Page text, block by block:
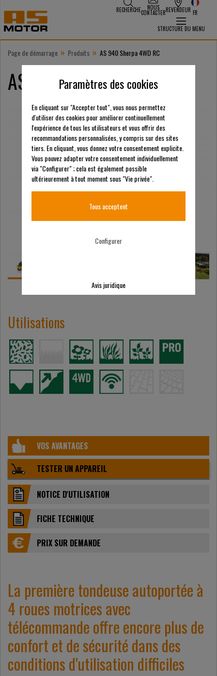
RECHERCHE NOUS
CONTACTERREVENDEUR FR
STRUCTURE DU MENU
Page de démarrage » Produits » AS 940 Sherpa 4WD RC
AS 940 Sherpa 4WD RC
Utilisations
VOS AVANTAGES
TESTER UN APPAREIL
NOTICE D'UTILISATION
FICHE TECHNIQUE
PRIX ​​SUR DEMANDE
La première tondeuse autoportée à
4 roues motrices avec
télécommande offre encore plus de
confort et de sécurité dans des
conditions d'utilisation difficiles
Paramètres des cookies
En cliquant sur "Accepter tout", vous nous permettez
d'utiliser des cookies pour améliorer continuellement
l'expérience de tous les utilisateurs et vous offrir des
recommandations personnalisées, y compris sur des sites
tiers. En cliquant, vous donnez votre consentement explicite.
Vous pouvez adapter votre consentement individuellement
via "Configurer" ; cela est également possible
ultérieurement à tout moment sous "Vie privée".
Tous acceptent
Configurer
Avis juridique